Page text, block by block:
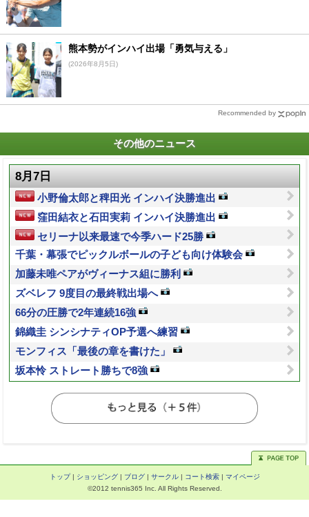
熊本勢がインハイ出場「勇気与える」
(2026年8月5日)
Recommended by
その他のニュース
8月7日
小野倫太郎と稗田光 インハイ決勝進出
窪田結衣と石田実莉 インハイ決勝進出
セリーナ以来最速で今季ハード25勝
千葉・幕張でピックルボールの子ども向け体験会
加藤未唯ペアがヴィーナス組に勝利
ズベレフ 9度目の最終戦出場へ
66分の圧勝で2年連続16強
錦織圭 シンシナティOP予選へ練習
モンフィス「最後の章を書けた」
坂本怜 ストレート勝ちで8強
トップ| ショッピング| ブログ| サークル| コート検索| マイページ
©2012 tennis365 Inc. All Rights Reserved.